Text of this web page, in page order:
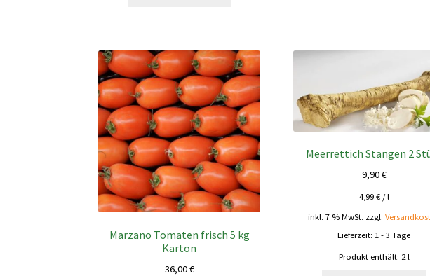
Marzano Tomaten frisch 5 kg
Karton
36,00€
Meerrettich Stangen 2
9,90€
4,99 €/l
inkl. 7 % MwSt. zzgl.
Lieferzeit: 1 - 3 Tage
Produkt enthält: 2l